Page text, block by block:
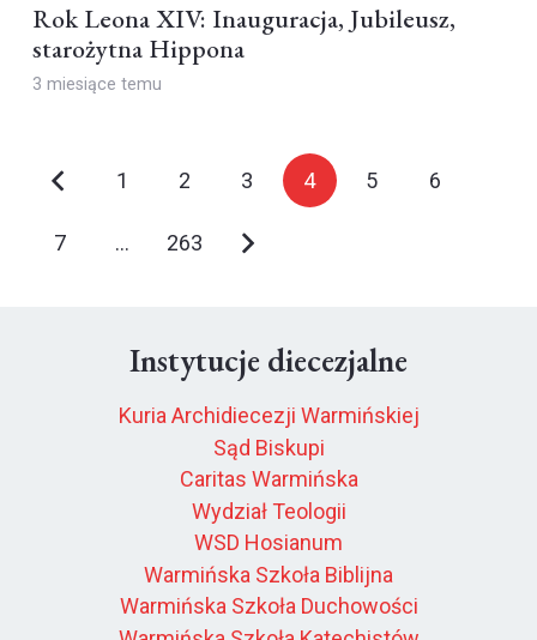
Rok Leona XIV: Inauguracja, Jubileusz,
starożytna Hippona
3 miesiące temu
1 2 3 4 5 6
7 … 263
Instytucje diecezjalne
Kuria Archidiecezji Warmińskiej
Sąd Biskupi
Caritas Warmińska
Wydział Teologii
WSD Hosianum
Warmińska Szkoła Biblijna
Warmińska Szkoła Duchowości